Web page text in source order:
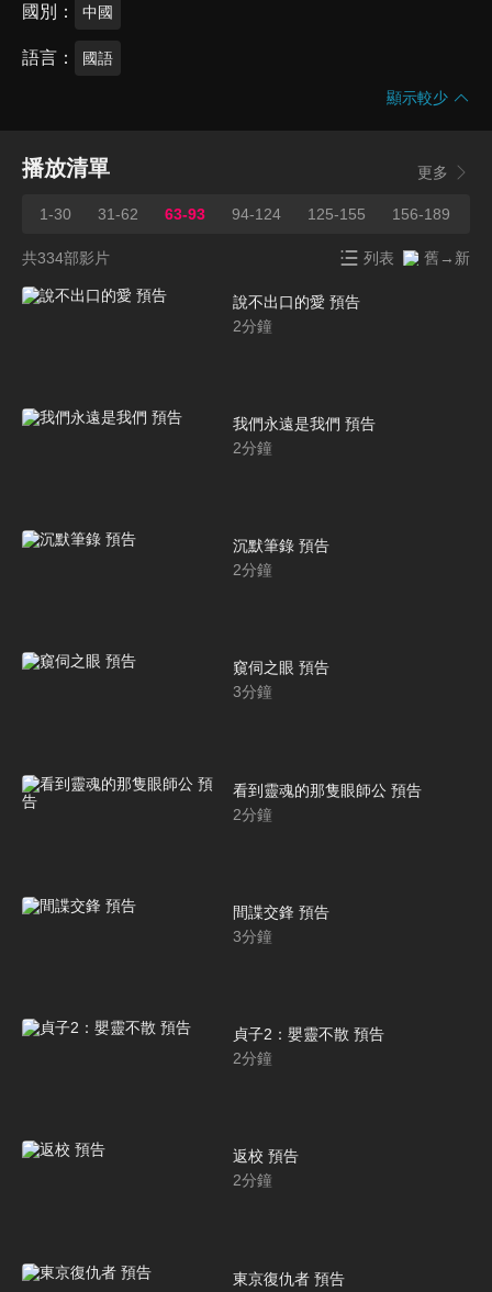
國別 中國
語言 國語
顯示較少
播放清單 更多
1-30 31-62 63-93 94-124 125-155 156-189
共334部影片 列表 舊→新
說不出口的愛 預告
2分鐘
我們永遠是我們 預告
2分鐘
沉默筆錄 預告
2分鐘
窺伺之眼 預告
3分鐘
看到靈魂的那隻眼師公 預告
2分鐘
間諜交鋒 預告
3分鐘
貞子2：嬰靈不散 預告
2分鐘
返校 預告
2分鐘
東京復仇者 預告